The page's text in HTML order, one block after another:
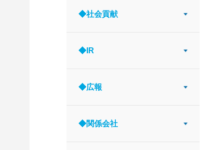
◆社会貢献
◆IR
◆広報
◆関係会社